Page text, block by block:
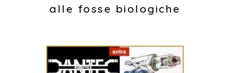
alle fosse biologiche